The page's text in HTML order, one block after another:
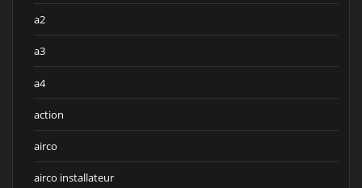
a2
a3
a4
action
airco
airco installateur